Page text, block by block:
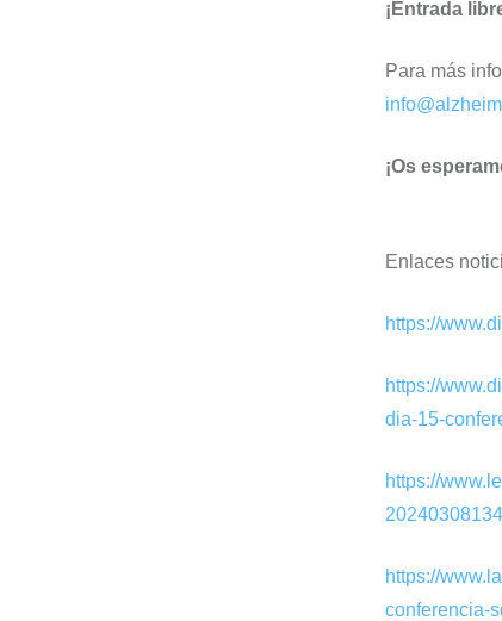
¡Entrada
Para más
¡Os
Enlaces
https://
https://
dia-15-
https://
https://
conferencia-